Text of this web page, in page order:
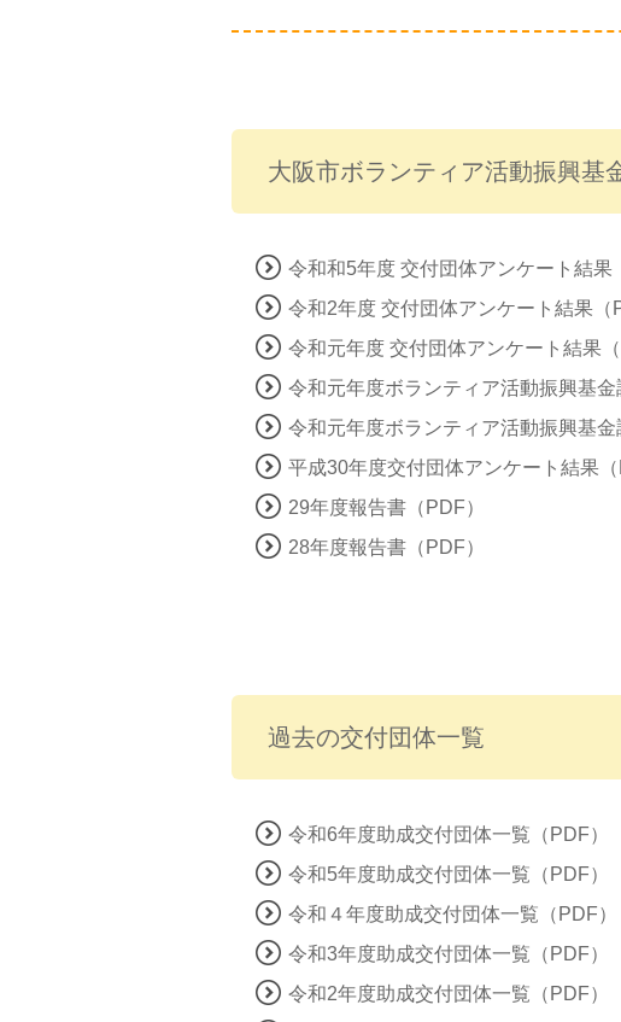
大阪市ボランティア活動振興
令和和5年度 交付団体アンケート結果
令和2年度 交付団体アンケート結果（
令和元年度 交付団体アンケート結果（
令和元年度ボランティア活動振興基
令和元年度ボランティア活動振興基
平成30年度交付団体アンケート結果（
29年度報告書（PDF）
28年度報告書（PDF）
過去の交付団体一覧
令和6年度助成交付団体一覧（PDF）
令和5年度助成交付団体一覧（PDF）
令和４年度助成交付団体一覧（PDF）
令和3年度助成交付団体一覧（PDF）
令和2年度助成交付団体一覧（PDF）